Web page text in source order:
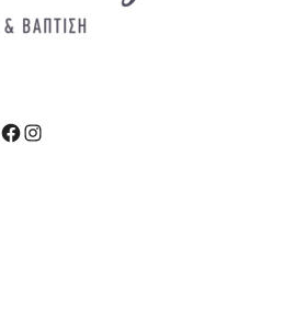
Facebook
Instagram